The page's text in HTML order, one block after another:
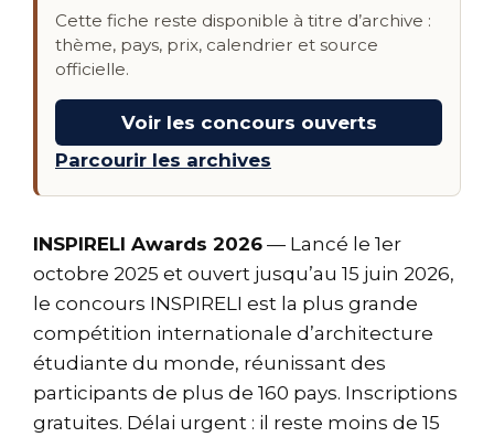
Cette fiche reste disponible à titre d’archive :
thème, pays, prix, calendrier et source
officielle.
Voir les concours ouverts
Parcourir les archives
INSPIRELI Awards 2026 — Lancé le 1er
octobre 2025 et ouvert jusqu’au 15 juin 2026,
le concours INSPIRELI est la plus grande
compétition internationale d’architecture
étudiante du monde, réunissant des
participants de plus de 160 pays. Inscriptions
gratuites. Délai urgent : il reste moins de 15